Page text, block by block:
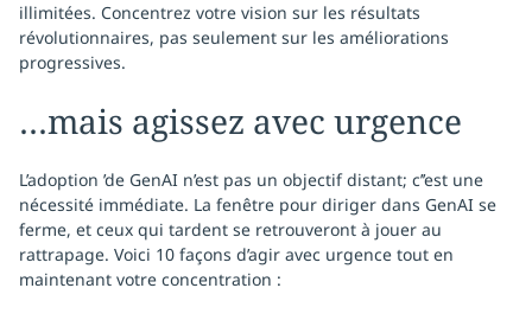
illimitées. Concentrez votre vision sur les résultats
révolutionnaires, pas seulement sur les améliorations
progressives.
…mais agissez avec urgence
L’adoption ’de GenAI n’est pas un objectif distant; c’’est une
nécessité immédiate. La fenêtre pour diriger dans GenAI se
ferme, et ceux qui tardent se retrouveront à jouer au
rattrapage. Voici 10 façons d’agir avec urgence tout en
maintenant votre concentration :